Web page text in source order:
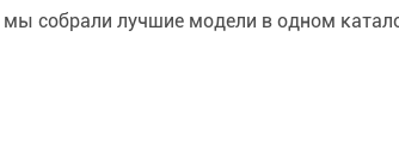
собрали лучшие модели в одном